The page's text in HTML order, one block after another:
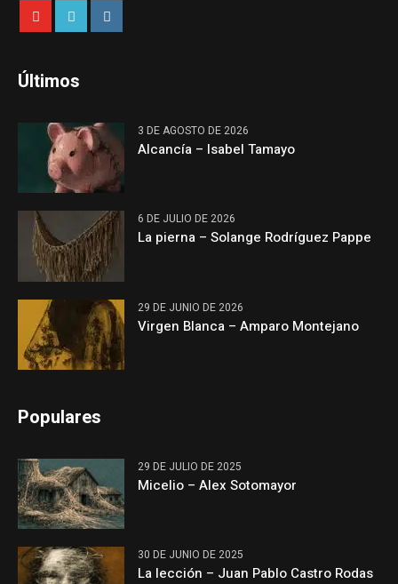
Últimos
3 DE AGOSTO DE 2026
Alcancía – Isabel Tamayo
6 DE JULIO DE 2026
La pierna – Solange Rodríguez Pappe
29 DE JUNIO DE 2026
Virgen Blanca – Amparo Montejano
Populares
29 DE JULIO DE 2025
Micelio – Alex Sotomayor
30 DE JUNIO DE 2025
La lección – Juan Pablo Castro Rodas